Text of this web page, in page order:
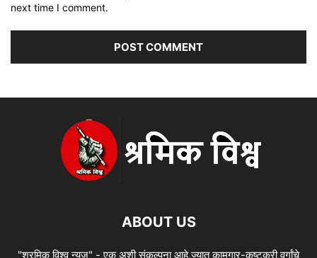
next time I comment.
ABOUT US
"श्रमिक विश्व न्यूज" - एक अशी संकल्पना आहे,ज्यात कामगार-कष्टकरी वर्गांचे